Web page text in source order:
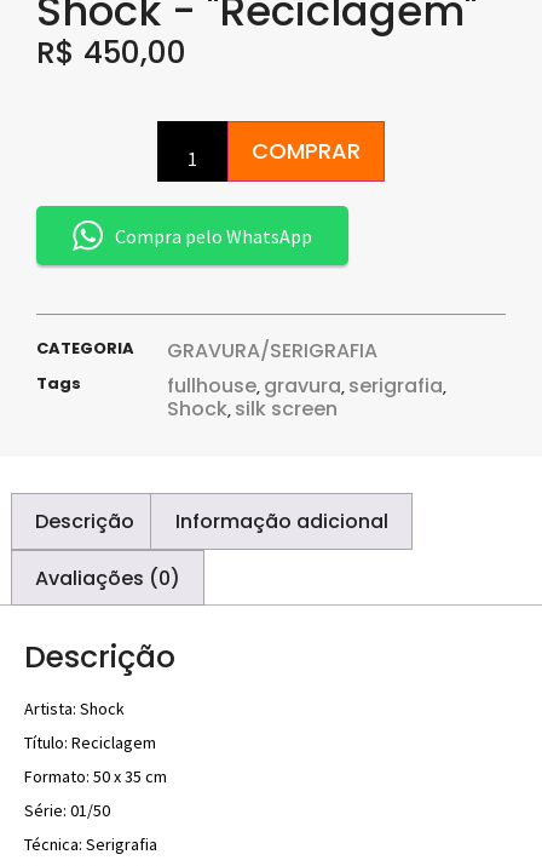
R$ 450,00
COMPRAR
Compra pelo WhatsApp
CATEGORIA GRAVURA/SERIGRAFIA
Tags fullhouse, gravura, serigrafia,
Shock, silk screen
Descrição Informação adicional
Avaliações (0)
Descrição
Artista: Shock
Título: Reciclagem
Formato: 50 x 35 cm
Série: 01/50
Técnica: Serigrafia